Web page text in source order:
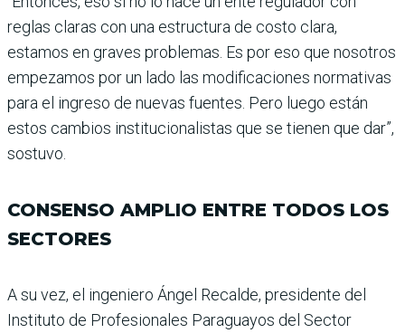
reglas claras con una estructura de costo clara,
estamos en gra­ves problemas. Es por eso que nosotros
empezamos por un lado las modificaciones nor­mativas
para el ingreso de nuevas fuentes. Pero luego están
estos cambios institu­cionalistas que se tienen que dar”,
sostuvo.
CONSENSO AMPLIO ENTRE TODOS LOS
SECTORES
A su vez, el ingeniero Ángel Recalde, presidente del
Instituto de Profesiona­les Paraguayos del Sector